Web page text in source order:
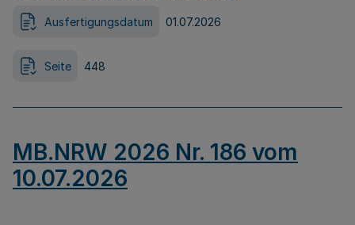
Ausfertigungsdatum 01.07.2026
Seite 448
MB.NRW 2026 Nr. 186 vom
10.07.2026